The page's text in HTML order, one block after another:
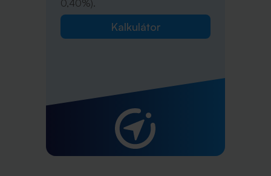
0,40%).
Kalkulátor